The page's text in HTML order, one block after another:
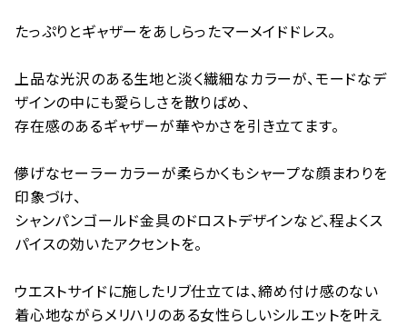
たっぷりとギャザーをあしらったマーメイドドレス。
上品な光沢のある生地と淡く繊細なカラーが、モードなデ
ザインの中にも愛らしさを散りばめ、
存在感のあるギャザーが華やかさを引き立てます。
儚げなセーラーカラーが柔らかくもシャープな顔まわりを
印象づけ、
シャンパンゴールド金具のドロストデザインなど、程よくス
パイスの効いたアクセントを。
ウエストサイドに施したリブ仕立ては、締め付け感のない
着心地ながらメリハリのある女性らしいシルエットを叶え